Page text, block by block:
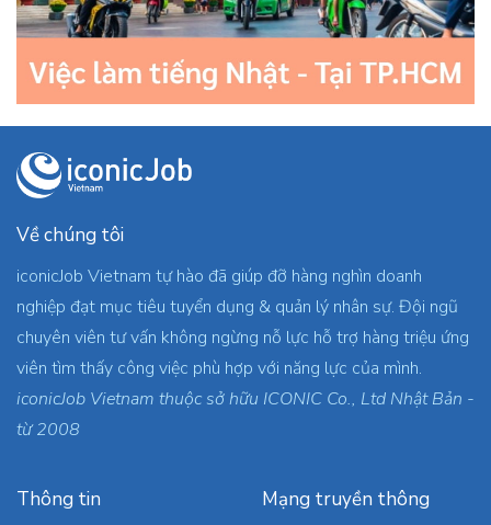
Về chúng tôi
iconicJob Vietnam tự hào đã giúp đỡ hàng nghìn doanh
nghiệp đạt mục tiêu tuyển dụng & quản lý nhân sự. Đội ngũ
chuyên viên tư vấn không ngừng nỗ lực hỗ trợ hàng triệu ứng
viên tìm thấy công việc phù hợp với năng lực của mình.
iconicJob Vietnam thuộc sở hữu ICONIC Co., Ltd Nhật Bản -
từ 2008
Thông tin Mạng truyền thông